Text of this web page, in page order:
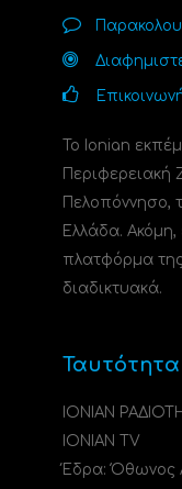
Το Ionian
Πελοπόννησο,
Ελλάδα.
πλατφόρμα
διαδικτυακά.
Ταυτότητα
ΙΟΝΙΑΝ
IONIAN TV
Έδρα: Όθωνος